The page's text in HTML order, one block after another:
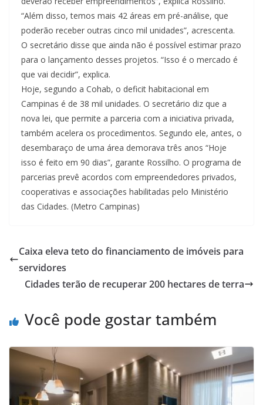
“Além disso, temos mais 42 áreas em pré-análise, que
poderão receber outras cinco mil unidades”, acrescenta.
O secretário disse que ainda não é possível estimar prazo
para o lançamento desses projetos. “Isso é o mercado é
que vai decidir”, explica.
Hoje, segundo a Cohab, o deficit habitacional em
Campinas é de 38 mil unidades. O secretário diz que a
nova lei, que permite a parceria com a iniciativa privada,
também acelera os procedimentos. Segundo ele, antes, o
desembaraço de uma área demorava três anos “Hoje
isso é feito em 90 dias”, garante Rossilho. O programa de
parcerias prevê acordos com empreendedores privados,
cooperativas e associações habilitadas pelo Ministério
das Cidades. (Metro Campinas)
Caixa eleva teto do financiamento de imóveis para
servidores
Cidades terão de recuperar 200 hectares de terra
Você pode gostar também